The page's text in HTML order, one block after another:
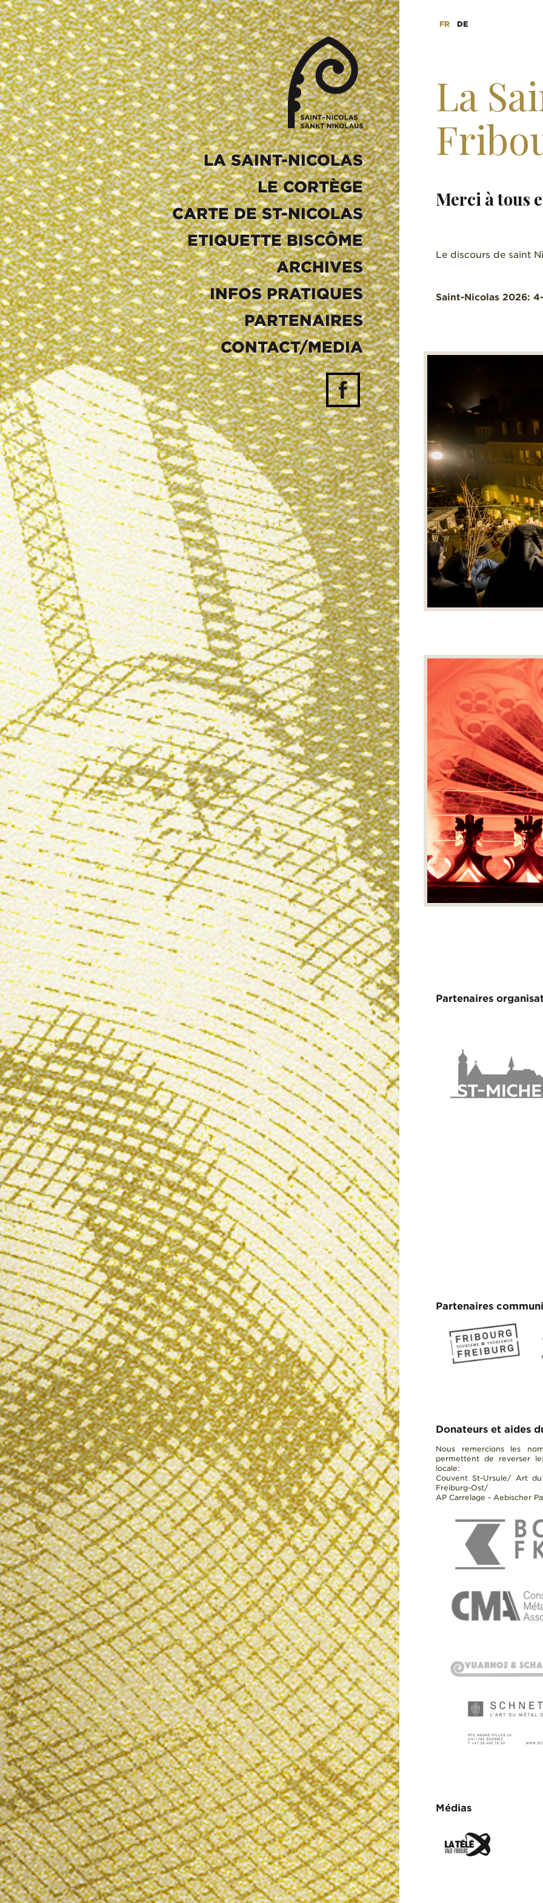
st-
nicolas.ch
LA SAINT-NICOLAS
LE CORTÈGE
CARTE DE ST-NICOLAS
ETIQUETTE BISCÔME
ARCHIVES
INFOS PRATIQUES
PARTENAIRES
CONTACT/MEDIA
FR DE
La
Merci à tous
Le discours de saint
Saint-Nicolas 2026:
Partenaires
Partenaires
Donateurs et aides
Nous remercions les
permettent de reverser
locale:
Couvent St-Ursule/ Art
Freiburg-Ost/
AP Carrelage - Aebischer
Médias